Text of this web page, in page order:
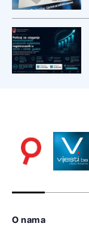
O nama